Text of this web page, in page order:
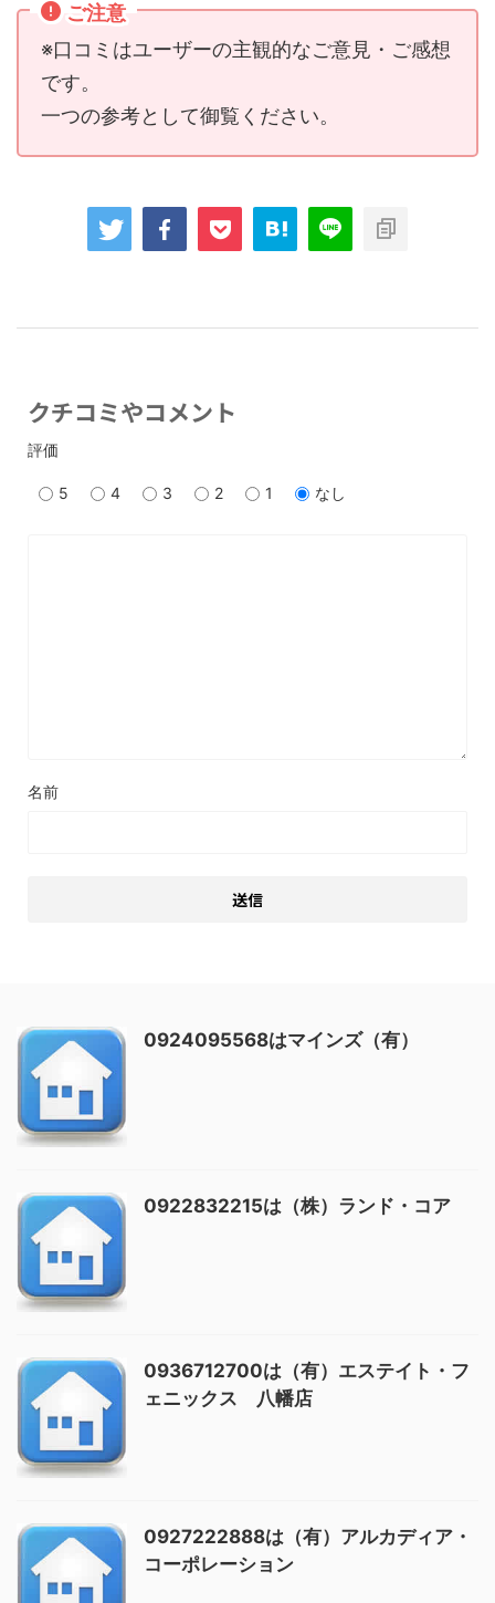
ご注意
※口コミはユーザーの主観的なご意見・ご感想
です。
一つの参考として御覧ください。
クチコミやコメント
評価
5 4 3 2 1 なし
名前
0924095568はマインズ（有）
0922832215は（株）ランド・コア
0936712700は（有）エステイト・フ
ェニックス 八幡店
0927222888は（有）アルカディア・
コーポレーション